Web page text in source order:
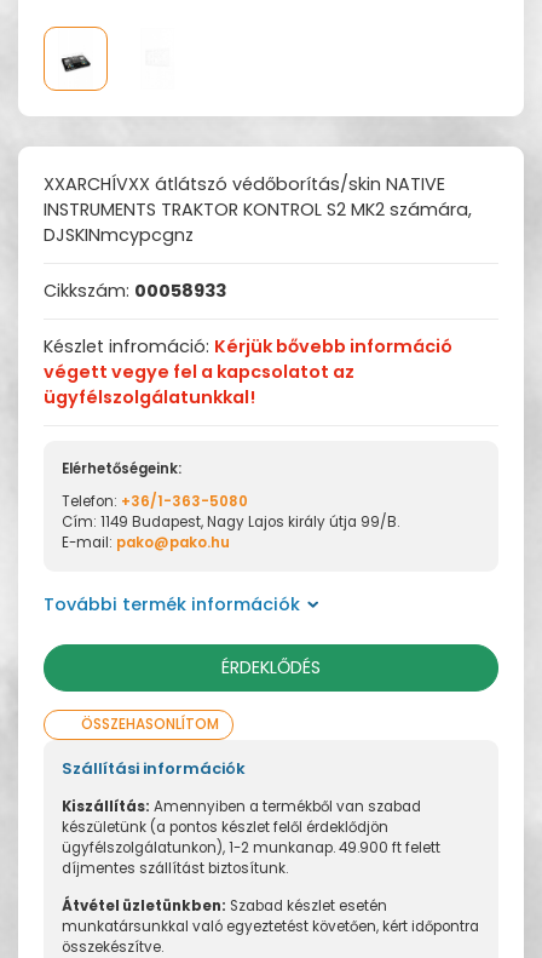
XXARCHÍVXX átlátszó védőborítás/skin NATIVE
INSTRUMENTS TRAKTOR KONTROL S2 MK2 számára,
DJSKINmcypcgnz
Cikkszám: 00058933
Készlet infromáció: Kérjük bővebb információ
végett vegye fel a kapcsolatot az
ügyfélszolgálatunkkal!
Elérhetőségeink:
Telefon: +36/1-363-5080
Cím: 1149 Budapest, Nagy Lajos király útja 99/B.
E-mail: pako@pako.hu
További termék információk
ÉRDEKLŐDÉS
ÖSSZEHASONLÍTOM
Szállítási információk
Kiszállítás: Amennyiben a termékből van szabad
készületünk (a pontos készlet felől érdeklődjön
ügyfélszolgálatunkon), 1-2 munkanap. 49.900 ft felett
díjmentes szállítást biztosítunk.
Átvétel üzletünkben: Szabad készlet esetén
munkatársunkkal való egyeztetést követően, kért időpontra
összekészítve.